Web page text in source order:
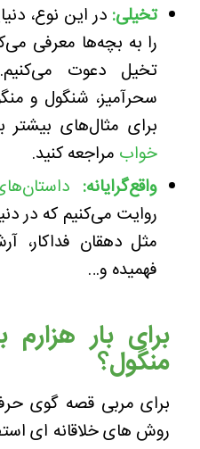
تخیلی: در این نوع،
را به بچه‌ها معرفی
تخیل دعوت
سحرآمیز، شنگول و
برای مثال‌های
خواب مراجعه کنید.
واقع‌گرایانه:
روایت می‌کنیم که در
مثل دهقان فداکار،
فهمیده و…
برای بار
منگول؟
برای مربی قصه گوی